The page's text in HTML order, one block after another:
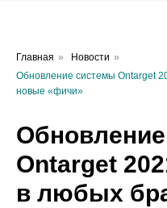
Главная » Новости »
Обновление системы Ontarget
новые «фичи»
Ontarget
в любых